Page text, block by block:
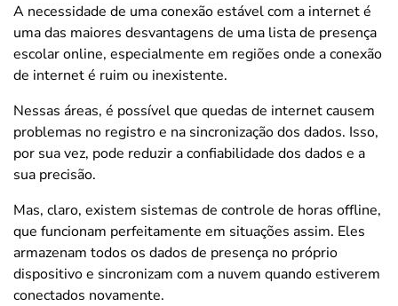
A necessidade de uma conexão estável com a internet é
uma das maiores desvantagens de uma lista de presença
escolar online, especialmente em regiões onde a conexão
de internet é ruim ou inexistente.
Nessas áreas, é possível que quedas de internet causem
problemas no registro e na sincronização dos dados. Isso,
por sua vez, pode reduzir a confiabilidade dos dados e a
sua precisão.
Mas, claro, existem sistemas de controle de horas offline,
que funcionam perfeitamente em situações assim. Eles
armazenam todos os dados de presença no próprio
dispositivo e sincronizam com a nuvem quando estiverem
conectados novamente.